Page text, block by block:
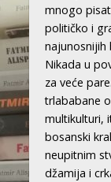
mnogo
političko i
najunosnijih
Nikada u
za veće
trlababane
multikulturi,
bosanski
neupitnim
džamija i